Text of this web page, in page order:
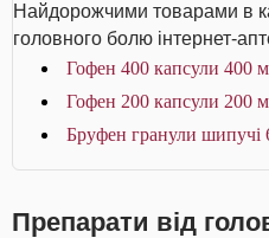
Найдорожчими товарами в
головного болю інтернет-
Гофен 400 капсули 400
Гофен 200 капсули 200
Бруфен гранули шипучі
Препарати від